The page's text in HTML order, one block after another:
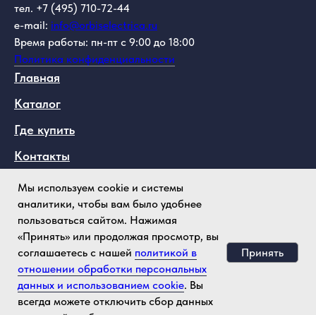
тел. +7 (495) 710-72-44
e-mail: info@orbiselectrica.ru
Время работы: пн-пт с 9:00 до 18:00
Политика конфиденциальности
Главная
Каталог
Где купить
Контакты
О компании
Telegram
Max
VK
Instagram
Youtube
Мы используем cookie и системы
аналитики, чтобы вам было удобнее
пользоваться сайтом. Нажимая
«Принять» или продолжая просмотр, вы
соглашаетесь с нашей политикой в
отношении обработки персональных
данных и использованием cookie. Вы
всегда можете отключить сбор данных
Принять